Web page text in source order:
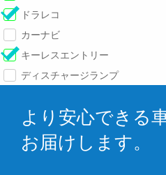
ドラレコ
カーナビ
キーレスエントリー
ディスチャージランプ
より安心できる
お届けします。